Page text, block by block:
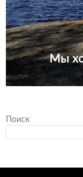
Мы
Поиск